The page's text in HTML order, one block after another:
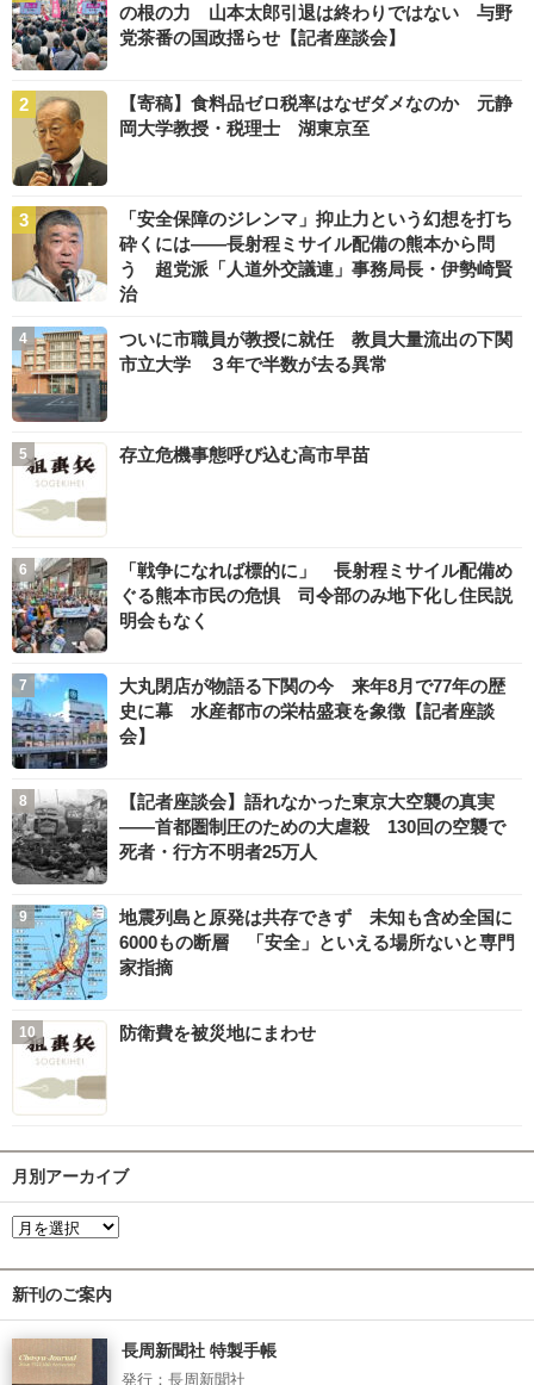
の根の力 山本太郎引退は終わりではない 与野
党茶番の国政揺らせ【記者座談会】
【寄稿】食料品ゼロ税率はなぜダメなのか 元静
岡大学教授・税理士 湖東京至
「安全保障のジレンマ」抑止力という幻想を打ち
砕くには――長射程ミサイル配備の熊本から問
う 超党派「人道外交議連」事務局長・伊勢崎賢
治
ついに市職員が教授に就任 教員大量流出の下関
市立大学 ３年で半数が去る異常
存立危機事態呼び込む高市早苗
「戦争になれば標的に」 長射程ミサイル配備め
ぐる熊本市民の危惧 司令部のみ地下化し住民説
明会もなく
大丸閉店が物語る下関の今 来年8月で77年の歴
史に幕 水産都市の栄枯盛衰を象徴【記者座談
会】
【記者座談会】語れなかった東京大空襲の真実
――首都圏制圧のための大虐殺 130回の空襲で
死者・行方不明者25万人
地震列島と原発は共存できず 未知も含め全国に
6000もの断層 「安全」といえる場所ないと専門
家指摘
防衛費を被災地にまわせ
月別アーカイブ
新刊のご案内
長周新聞社 特製手帳
発行：長周新聞社